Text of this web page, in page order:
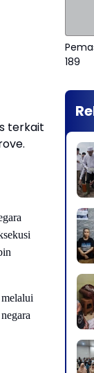
terkait
189